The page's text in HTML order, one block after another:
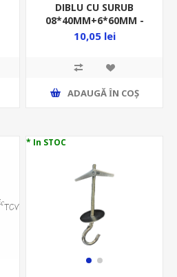
DIBLU CU SURUB
08*40MM+6*60MM -
10BUC/PUNGA -
10,05 lei
ADAUGĂ ȊN COŞ
* In STOC